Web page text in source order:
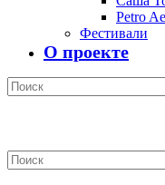
Petro
Фестивали
О проекте